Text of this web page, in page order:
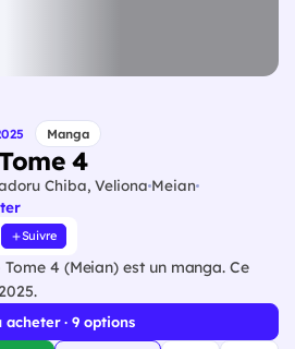
Manga
4
Chiba, Veliona Meian
Suivre
4 (Meian) est un manga. Ce
acheter · 9 options